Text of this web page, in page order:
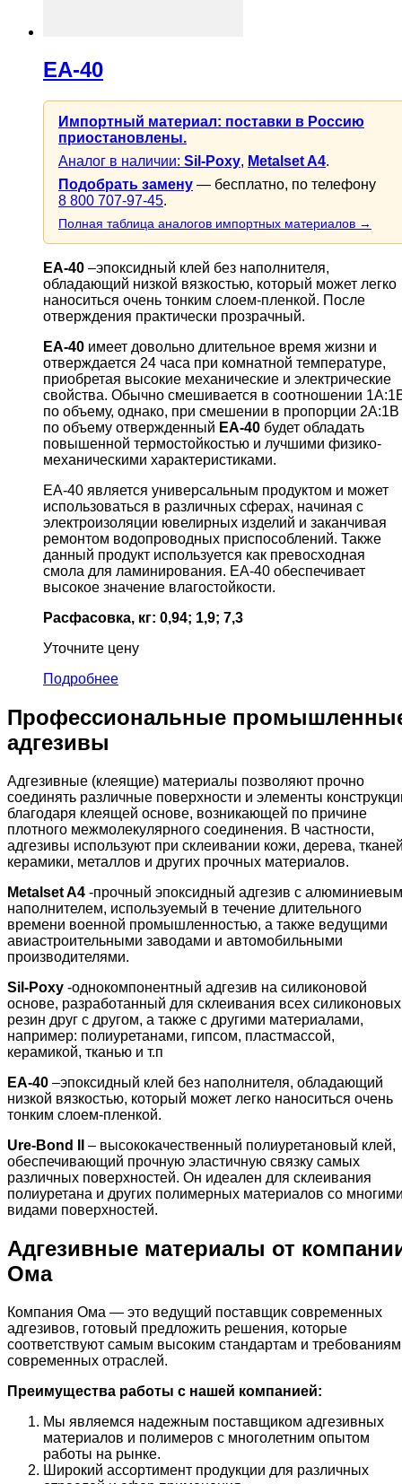
EA-40
Импортный материал: поставки в Россию
приостановлены.
Аналог в наличии: Sil-Poxy, Metalset A4.
Подобрать замену — бесплатно, по телефону
8 800 707-97-45.
Полная таблица аналогов импортных материалов →
EA-40 –эпоксидный клей без наполнителя,
обладающий низкой вязкостью, который может легко
наноситься очень тонким слоем-пленкой. После
отверждения практически прозрачный.
EA-40 имеет довольно длительное время жизни и
отверждается 24 часа при комнатной температуре,
приобретая высокие механические и электрические
свойства. Обычно смешивается в соотношении
по объему, однако, при смешении в пропорции 2А:1В
по объему отвержденный EA-40 будет обладать
повышенной термостойкостью и лучшими физико-
механическими характеристиками.
EA-40 является универсальным продуктом и может
использоваться в различных сферах, начиная с
электроизоляции ювелирных изделий и заканчивая
ремонтом водопроводных приспособлений. Также
данный продукт используется как превосходная
смола для ламинирования. EA-40 обеспечивает
высокое значение влагостойкости.
Расфасовка, кг: 0,94; 1,9; 7,3
Уточните цену
Подробнее
Профессиональные
адгезивы
Адгезивные (клеящие) материалы позволяют прочно
соединять различные поверхности и элементы
благодаря клеящей основе, возникающей по причине
плотного межмолекулярного соединения. В частности,
адгезивы используют при склеивании кожи, дерева,
керамики, металлов и других прочных материалов.
Metalset A4 -прочный эпоксидный адгезив с алюминиевым
наполнителем, используемый в течение длительного
времени военной промышленностью, а также ведущими
авиастроительными заводами и автомобильными
производителями.
Sil-Poxy -однокомпонентный адгезив на силиконовой
основе, разработанный для склеивания всех силиконовых
резин друг с другом, а также с другими материалами,
например: полиуретанами, гипсом, пластмассой,
керамикой, тканью и т.п
EA-40 –эпоксидный клей без наполнителя, обладающий
низкой вязкостью, который может легко наноситься очень
тонким слоем-пленкой.
Ure-Bond II – высококачественный полиуретановый клей,
обеспечивающий прочную эластичную связку самых
различных поверхностей. Он идеален для склеивания
полиуретана и других полимерных материалов со
видами поверхностей.
Адгезивные материалы от
Ома
Компания Ома — это ведущий поставщик современных
адгезивов, готовый предложить решения, которые
соответствуют самым высоким стандартам и требованиям
современных отраслей.
Преимущества работы с нашей компанией:
Мы являемся надежным поставщиком адгезивных
материалов и полимеров с многолетним опытом
работы на рынке.
Широкий ассортимент продукции для различных